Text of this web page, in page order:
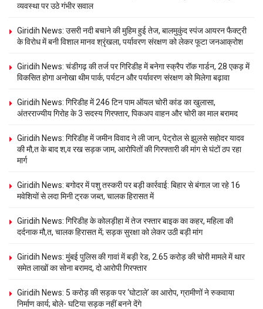
व्यवस्था पर उठे गंभीर सवाल
Giridih News: उसरी नदी बचाने की मुहिम हुई तेज, बालमुकुंद स्पंज आयरन फैक्ट्री
के विरोध में बनी विशाल मानव श्रृंखला, पर्यावरण संरक्षण को लेकर फूटा जनआक्रोश
Giridih News: चंडीगढ़ की तर्ज पर गिरिडीह में बनेगा स्क्रैप रॉक गार्डन, 28 एकड़ में
विकसित होगा अनोखा थीम पार्क, पर्यटन और पर्यावरण संरक्षण को मिलेगा बढ़ावा
Giridih News: गिरिडीह में 246 टिन पाम ऑयल चोरी कांड का खुलासा,
अंतरराज्यीय गिरोह के 3 सदस्य गिरफ्तार, पिकअप वाहन और चोरी का माल बरामद
Giridih News: गिरिडीह में जमीन विवाद ने ली जान, पेट्रोल से झुलसे सहोदर यादव
की मौ,त के बाद श,व रख सड़क जाम, आरोपितों की गिरफ्तारी की मांग से घंटों ठप रहा
मार्ग
Giridih News: बगोदर में पशु तस्करी पर बड़ी कार्रवाई: बिहार से बंगाल जा रहे 16
मवेशियों से लदा मिनी ट्रक जब्त, चालक हिरासत में
Giridih News: गिरिडीह के कोलड़ीहा में तेज रफ्तार बाइक का कहर, महिला की
दर्दनाक मौ,त, चालक हिरासत में; सड़क सुरक्षा को लेकर उठी बड़ी मांग
Giridih News: मुंबई पुलिस की गावां में बड़ी रेड, 2.65 करोड़ की चोरी मामले में थार
समेत लाखों का सोना बरामद, दो आरोपी गिरफ्तार
Giridih News: 5 करोड़ की सड़क पर ‘घोटाले’ का आरोप, ग्रामीणों ने रुकवाया
निर्माण कार्य; बोले- घटिया सड़क नहीं बनने देंगे